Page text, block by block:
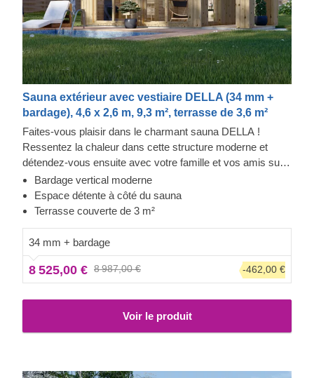
Sauna extérieur avec vestiaire DELLA (34 mm +
bardage), 4,6 x 2,6 m, 9,3 m², terrasse de 3,6 m²
Faites-vous plaisir dans le charmant sauna DELLA !
Ressentez la chaleur dans cette structure moderne et
détendez-vous ensuite avec votre famille et vos amis sur
la terrasse couverte. Le bardage ajoute une autre couche,
qui contribue à la solidité et à l'isolation de la construction,
tout en créant un aspect élégant et propre. L'espace
vue imprenable sur le jardin.
Bardage vertical moderne
Espace détente à côté du sauna
Terrasse couverte de 3 m²
34 mm + bardage
8 525,00 € 8 987,00 € -462,00 €
Voir le produit